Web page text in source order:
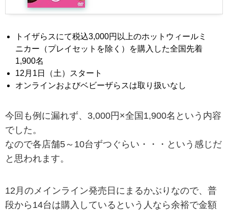
トイザらスにて税込3,000円以上のホットウィールミ
ニカー（プレイセットを除く）を購入した全国先着
1,900名
12月1日（土）スタート
オンラインおよびベビーザらスは取り扱いなし
今回も例に漏れず、3,000円×全国1,900名という内容
でした。
なので各店舗5～10台ずつぐらい・・・という感じだ
と思われます。
12月のメインライン発売日にまるかぶりなので、普
段から14台は購入しているという人なら余裕で金額